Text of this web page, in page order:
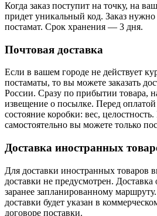
Когда заказ поступит на точку, на
придет уникальный код. Заказ
постамат. Срок хранения — 3 дня.
Почтовая доставка
Если в вашем городе не действует
постаматы, то вы можете заказать
России. Сразу по прибытии товара,
извещение о посылке. Перед
состояние коробки: вес,
самостоятельно вы можете только
Доставка иностранных
Для доставки иностранных товаров
доставки не предусмотрен. Доставка
заранее запланированному
доставки будет указан в
договоре поставки.